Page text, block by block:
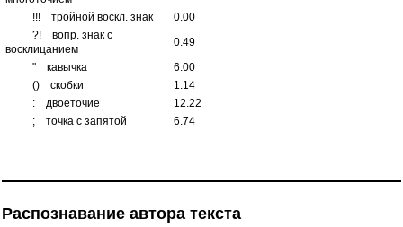
!!!
тройной воскл. знак
0.00
?!
вопр. знак с
восклицанием
0.49
"
кавычка
6.00
()
скобки
1.14
:
двоеточие
12.22
;
точка с запятой 6.74
Распознавание автора текста